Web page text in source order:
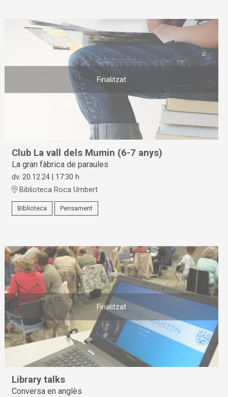
Finalitzat
Club La vall dels Mumin (6-7 anys)
La gran fàbrica de paraules
dv. 20.12.24 | 17:30 h
Biblioteca Roca Umbert
Biblioteca Pensament
Finalitzat
Library talks
Conversa en anglès